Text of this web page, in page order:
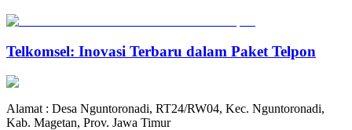
Telkomsel: Inovasi Terbaru dalam Paket Telpon
Alamat : Desa Nguntoronadi, RT24/RW04, Kec. Nguntoronadi,
Kab. Magetan, Prov. Jawa Timur